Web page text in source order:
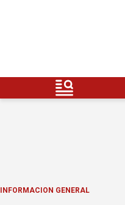
INFORMACION GENERAL